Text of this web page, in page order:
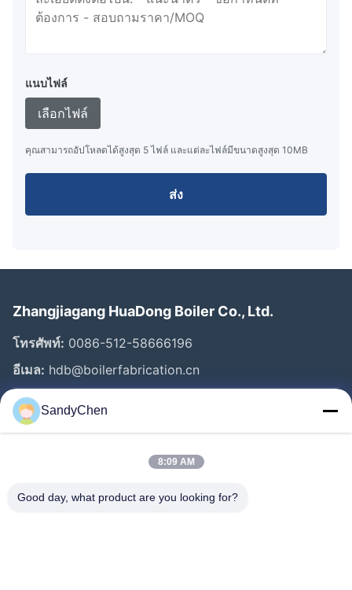
แนบไฟล์
เลือกไฟล์
คุณสามารถอัปโหลดได้สูงสุด 5 ไฟล์ และแต่ละไฟล์มีขนาดสูงสุด 10MB
ส่ง
Zhangjiagang HuaDong Boiler Co., Ltd.
โทรศัพท์: 0086-512-58666196
อีเมล: hdb@boilerfabrication.cn
ลิงก์ด่วน
SandyChen
8:09 AM
Good day, what product are you looking for?